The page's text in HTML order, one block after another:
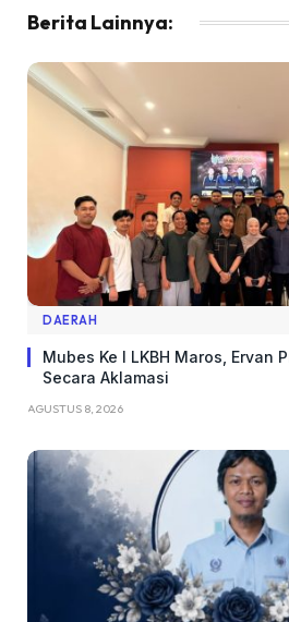
Berita Lainnya:
DAERAH
Mubes Ke I LKBH Maros, Ervan
Secara Aklamasi
AGUSTUS 8, 2026